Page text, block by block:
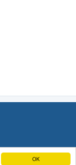
OK